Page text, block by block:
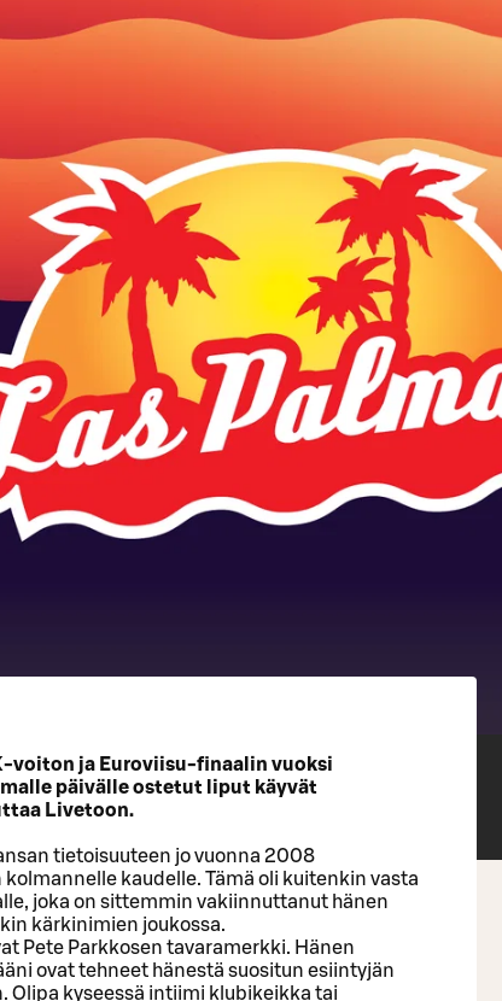
voiton ja Euroviisu-finaalin vuoksi
päivälle ostetut liput käyvät
Livetoon.
tietoisuuteen jo vuonna 2008
kaudelle. Tämä oli kuitenkin vasta
joka on sittemmin vakiinnuttanut hänen
kärkinimien joukossa.
Pete Parkkosen tavaramerkki. Hänen
ovat tehneet hänestä suositun esiintyjän
Olipa kyseessä intiimi klubikeikka tai